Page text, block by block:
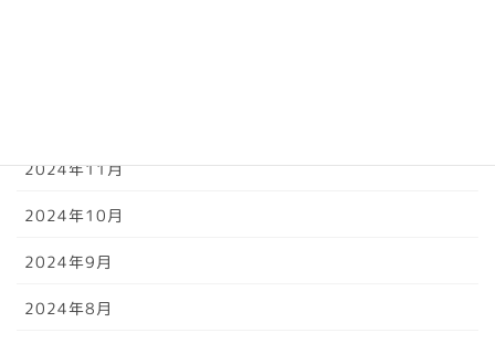
2024年11月
2024年10月
2024年9月
2024年8月